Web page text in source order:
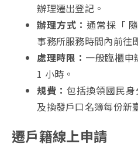
辦理遷出登記。
辦理方式： 通常採「
事務所服務時間內前往
處理時限： 一般臨櫃申
1 小時。
規費： 包括換領國民
及換發戶口名簿每份新
遷戶籍線上申請